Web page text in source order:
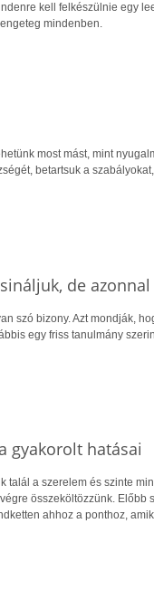
kell felkészülnie egy
mindenben.
most mást, mint
betartsuk a
de
szó bizony. Azt mondják,
egy friss tanulmány
gyakorolt hatásai
talál a szerelem és szinte
összeköltözzünk. Előbb
ahhoz a ponthoz,